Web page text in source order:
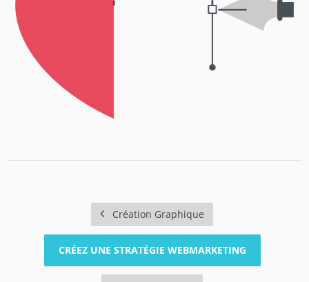
Création Graphique
CRÉEZ UNE STRATÉGIE WEBMARKETING